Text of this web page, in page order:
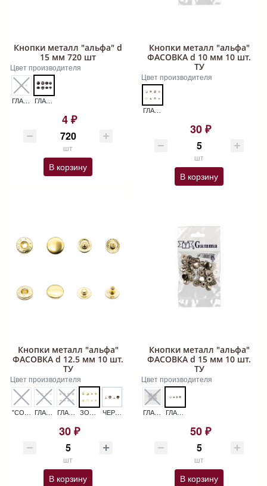
Кнопки металл "альфа" d
15 мм 720 шт
Цвет производителя
ГЛАДКИЙ НИКЕЛЬ КНОПКИ МЕТАЛЛ "АЛЬФА" D 15 ММ 720 ШТ ГЛАДКИЙ ОКСИД КНОПКИ МЕТАЛЛ "АЛЬФА" D 15 ММ 720 ШТ
4 ₽
шт
В корзину
Кнопки металл "альфа"
ФАСОВКА d 10 мм 10 шт.
ТУ
Цвет производителя
ГЛАДКИЙ НИКЕЛЬ КНОПКИ МЕТАЛЛ "АЛЬФА" D 12.5 ММ ТУ 1440 ШТ
30 ₽
шт
В корзину
Кнопки металл "альфа"
ФАСОВКА d 12.5 мм 10 шт.
ТУ
Цвет производителя
"СОЛНЦЕ" БРОНЗА ГЛАДКИЕ НИКЕЛЬ КНОПКИ МЕТАЛЛ "АЛЬФА" ФАСОВКА D 12.5 ММ 10 ШТ. ТУ ГЛАДКИЕ ОКСИД КНОПКИ МЕТАЛЛ "АЛЬФА" ФАСОВКА D 12.5 ММ 10 ШТ. ТУ ЗОЛОТО КНОПКИ МЕТАЛЛ "АЛЬФА" ФАСОВКА D 12.5 ММ 10 ШТ. ТУ ЧЕРНЫЙ НИКЕЛЬ КНОПКИ МЕТАЛЛ "АЛЬФА" ФАСОВКА D 12.5 ММ 10 ШТ. ТУ
30 ₽
шт
В корзину
Кнопки металл "альфа"
ФАСОВКА d 15 мм 10 шт.
ТУ
Цвет производителя
ГЛАДКИЕ ОКСИД КНОПКИ МЕТАЛЛ ФАСОВКА D 15 ММ УПАК 10 ШТ. ГЛАДКИЙ НИКЕЛЬ КНОПКИ МЕТАЛЛ "АЛЬФА" D 15 ММ 720 ШТ
50 ₽
шт
В корзину